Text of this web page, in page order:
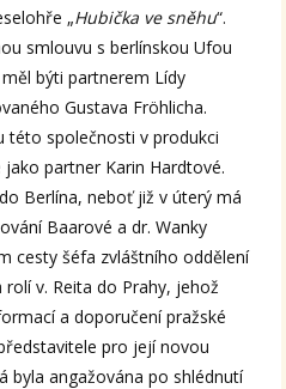
„Hubička ve sněhu“.
smlouvu s berlínskou Ufou
měl býti partnerem Lídy
Gustava Fröhlicha.
této společnosti v produkci
partner Karin Hardtové.
Berlína, neboť již v úterý má
Baarové a dr. Wanky
cesty šéfa zvláštního oddělení
v. Reita do Prahy, jehož
a doporučení pražské
pro její novou
byla angažována po shlédnutí